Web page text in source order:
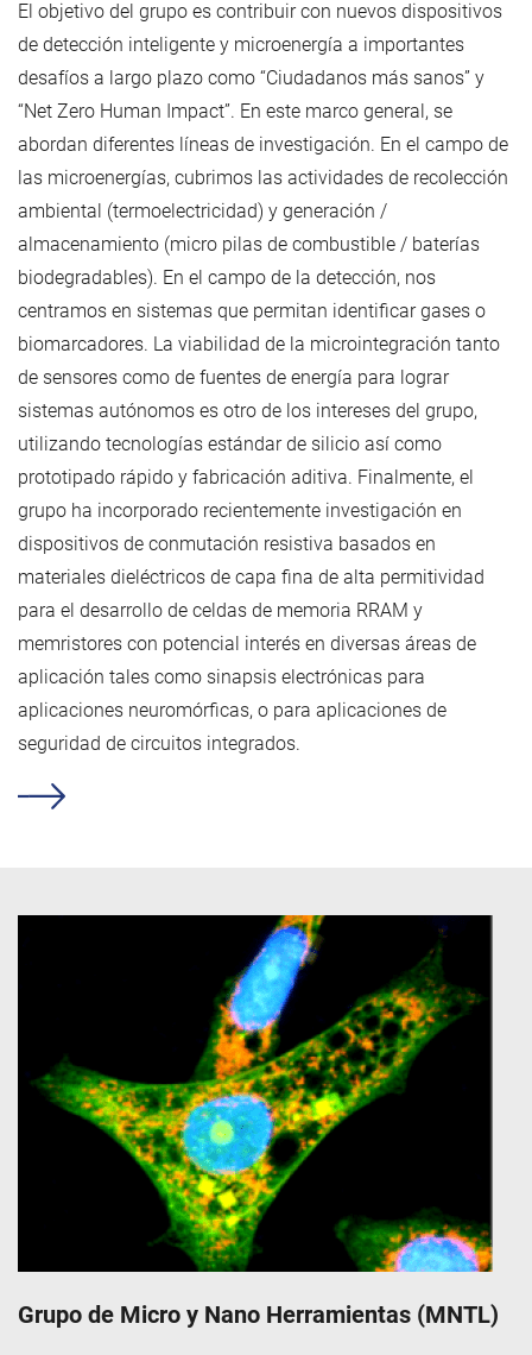
El objetivo del grupo es contribuir con nuevos dispositivos
de detección inteligente y microenergía a importantes
desafíos a largo plazo como “Ciudadanos más sanos” y
“Net Zero Human Impact”. En este marco general, se
abordan diferentes líneas de investigación. En el campo de
las microenergías, cubrimos las actividades de recolección
ambiental (termoelectricidad) y generación /
almacenamiento (micro pilas de combustible / baterías
biodegradables). En el campo de la detección, nos
centramos en sistemas que permitan identificar gases o
biomarcadores. La viabilidad de la microintegración tanto
de sensores como de fuentes de energía para lograr
sistemas autónomos es otro de los intereses del grupo,
utilizando tecnologías estándar de silicio así como
prototipado rápido y fabricación aditiva. Finalmente, el
grupo ha incorporado recientemente investigación en
dispositivos de conmutación resistiva basados en
materiales dieléctricos de capa fina de alta permitividad
para el desarrollo de celdas de memoria RRAM y
memristores con potencial interés en diversas áreas de
aplicación tales como sinapsis electrónicas para
aplicaciones neuromórficas, o para aplicaciones de
seguridad de circuitos integrados.
Grupo de Micro y Nano Herramientas (MNTL)